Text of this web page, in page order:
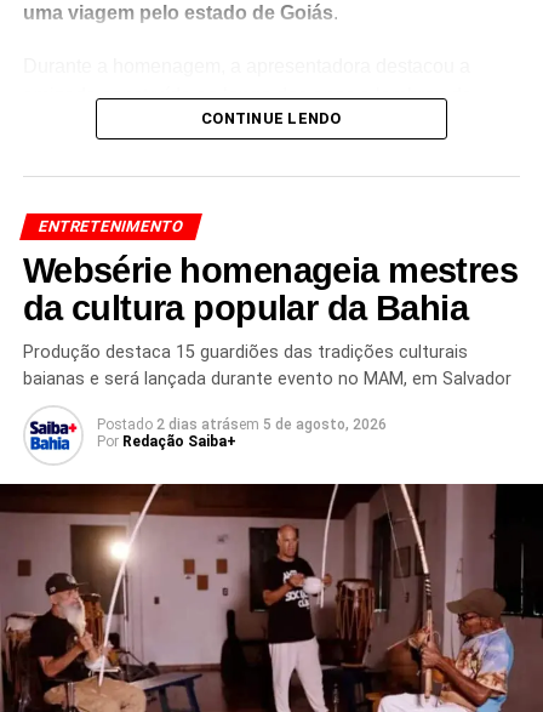
uma viagem pelo estado de Goiás.
amizade construída ao longo dos anos e lembrou da
importante contribuição de Rafael nos projetos
emoção, Ana Maria Braga chorou ao vivo, recebendo
manifestações de solidariedade do público nas redes
sociais.
O momento rapidamente repercutiu entre fãs e
internautas, que enviaram mensagens de apoio à
apresentadora e prestaram homenagens ao colaborador.
A despedida emocionada reforçou o carinho que Ana
Maria demonstrava pelo amigo e evidenciou o impacto da
perda em sua vida pessoal.
A comoção tomou conta do encerramento do
programa, transformando o tradicional momento de
despedida em uma homenagem marcada pela emoção e
pelo reconhecimento à trajetória de Rafael. A repercussão
do episódio também gerou inúmeras manifestações de
pesar entre telespectadores e admiradores da
apresentadora.
CONTINUE LENDO
ENTRETENIMENTO
Websérie homenageia mestres
da cultura popular da Bahia
Produção destaca 15 guardiões das tradições culturais
baianas e será lançada durante evento no MAM, em Salvador
Postado 2 dias atrásem 5 de agosto, 2026
Por Redação Saiba+